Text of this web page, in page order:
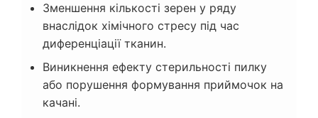
Зменшення кількості зерен у ряду
внаслідок хімічного стресу під час
диференціації тканин.
Виникнення ефекту стерильності пилку
або порушення формування приймочок на
качані.